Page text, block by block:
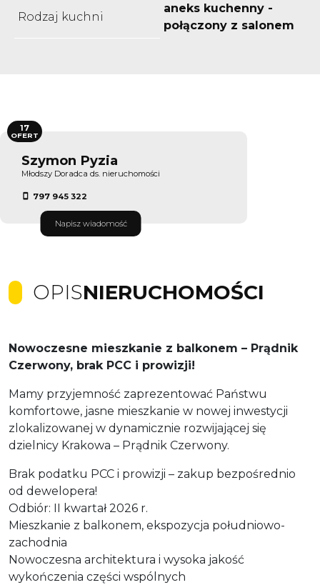
Rodzaj kuchni
aneks kuchenny -
połączony z salonem
Szymon Pyzia
Młodszy Doradca ds. nieruchomości
797 945 322
Napisz wiadomość
17
OFERT
OPISNIERUCHOMOŚCI
Nowoczesne mieszkanie z balkonem – Prądnik
Czerwony, brak PCC i prowizji!
Mamy przyjemność zaprezentować Państwu
komfortowe, jasne mieszkanie w nowej inwestycji
zlokalizowanej w dynamicznie rozwijającej się
dzielnicy Krakowa – Prądnik Czerwony.
Brak podatku PCC i prowizji – zakup bezpośrednio
od dewelopera!
Odbiór: II kwartał 2026 r.
Mieszkanie z balkonem, ekspozycja południowo-
zachodnia
Nowoczesna architektura i wysoka jakość
wykończenia części wspólnych